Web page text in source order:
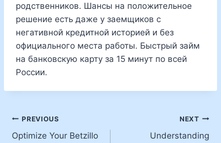
родственников. Шансы на положительное
решение есть даже у заемщиков с
негативной кредитной историей и без
официального места работы. Быстрый займ
на банковскую карту за 15 минут по всей
России.
PREVIOUS
Optimize Your Betzillo
NEXT
Understanding